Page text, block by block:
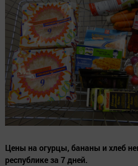
Цены на огурцы, бананы и хлеб
республике за 7 дней.